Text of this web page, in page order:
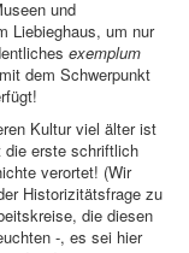
und
Liebieghaus, um nur
exemplum
dem Schwerpunkt
Kultur viel älter ist
die erste schriftlich
verortet! (Wir
Historizitätsfrage zu
die diesen
-, es sei hier